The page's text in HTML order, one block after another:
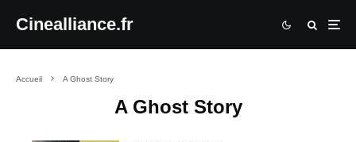
Cinealliance.fr
Accueil A Ghost Story
A Ghost Story